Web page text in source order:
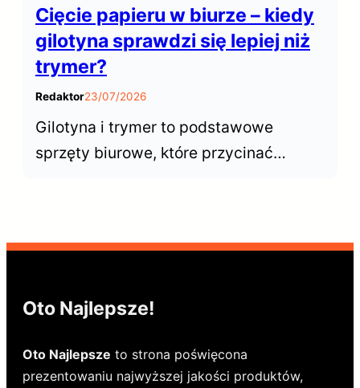
Cięcie papieru w biurze – kiedy
gilotyna sprawdzi się lepiej niż
trymer?
Redaktor23/07/2026
Gilotyna i trymer to podstawowe
sprzęty biurowe, które przycinać
wystarczy trymer?
Oto Najlepsze!
Oto Najlepsze to strona poświęcona
prezentowaniu najwyższej jakości produktów,